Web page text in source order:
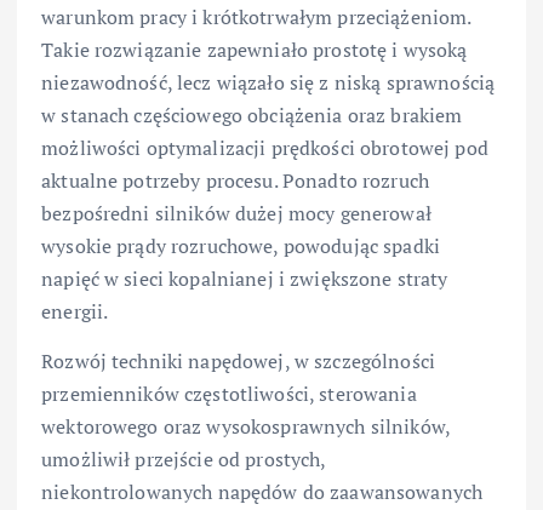
warunkom pracy i krótkotrwałym przeciążeniom.
Takie rozwiązanie zapewniało prostotę i wysoką
niezawodność, lecz wiązało się z niską sprawnością
w stanach częściowego obciążenia oraz brakiem
możliwości optymalizacji prędkości obrotowej pod
aktualne potrzeby procesu. Ponadto rozruch
bezpośredni silników dużej mocy generował
wysokie prądy rozruchowe, powodując spadki
napięć w sieci kopalnianej i zwiększone straty
energii.
Rozwój techniki napędowej, w szczególności
przemienników częstotliwości, sterowania
wektorowego oraz wysokosprawnych silników,
umożliwił przejście od prostych,
niekontrolowanych napędów do zaawansowanych